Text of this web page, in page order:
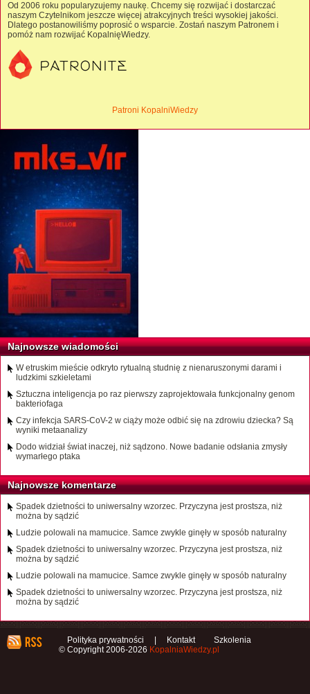
Od 2006 roku popularyzujemy naukę. Chcemy się rozwijać i dostarczać
naszym Czytelnikom jeszcze więcej atrakcyjnych treści wysokiej jakości.
Dlatego postanowiliśmy poprosić o wsparcie. Zostań naszym Patronem i
pomóż nam rozwijać KopalnięWiedzy.
Patroni KopalniWiedzy
Najnowsze wiadomości
W etruskim mieście odkryto rytualną studnię z nienaruszonymi darami i
ludzkimi szkieletami
Sztuczna inteligencja po raz pierwszy zaprojektowała funkcjonalny genom
bakteriofaga
Czy infekcja SARS-CoV-2 w ciąży może odbić się na zdrowiu dziecka? Są
wyniki metaanalizy
Dodo widział świat inaczej, niż sądzono. Nowe badanie odsłania zmysły
wymarłego ptaka
Najnowsze komentarze
Spadek dzietności to uniwersalny wzorzec. Przyczyna jest prostsza, niż
można by sądzić
Ludzie polowali na mamucice. Samce zwykle ginęły w sposób naturalny
Spadek dzietności to uniwersalny wzorzec. Przyczyna jest prostsza, niż
można by sądzić
Ludzie polowali na mamucice. Samce zwykle ginęły w sposób naturalny
Spadek dzietności to uniwersalny wzorzec. Przyczyna jest prostsza, niż
można by sądzić
Polityka prywatności Kontakt
Szkolenia
© Copyright 2006-2026 KopalniaWiedzy.pl